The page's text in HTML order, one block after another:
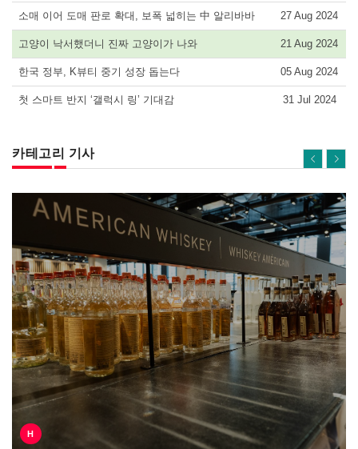
소매 이어 도매 판로 확대, 보폭 넓히는 中 알리바바 27 Aug 2024
고양이 낙서했더니 진짜 고양이가 나와 21 Aug 2024
한국 정부, K뷰티 중기 성장 돕는다 05 Aug 2024
첫 스마트 반지 ‘갤럭시 링’ 기대감 31 Jul 2024
카테고리 기사
H